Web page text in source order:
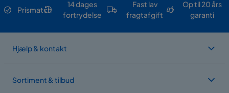
Prismatch
14 dages
fortrydelse
Fast lav
fragtafgift
Op til 20 års
garanti
Hjælp & kontakt
Sortiment & tilbud